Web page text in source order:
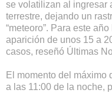
se volatilizan al ingresar
terrestre, dejando un
“meteoro”. Para este
aparición de unos 15 a
casos, reseñó Últimas
El momento del máximo
a las 11:00 de la noche,